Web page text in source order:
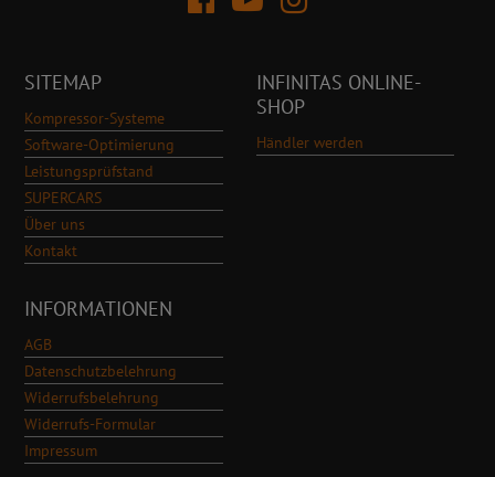
SITEMAP
Kompressor-Systeme
Software-Optimierung
Leistungsprüfstand
SUPERCARS
Über uns
Kontakt
INFINITAS ONLINE-
SHOP
Händler werden
INFORMATIONEN
AGB
Datenschutzbelehrung
Widerrufsbelehrung
Widerrufs-Formular
Impressum